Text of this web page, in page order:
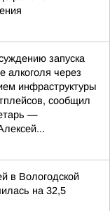
запуска
алкоголя через
инфраструктуры
сообщил
—
в Вологодской
на 32,5